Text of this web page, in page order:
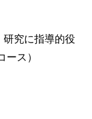
究に指導的役
ス）